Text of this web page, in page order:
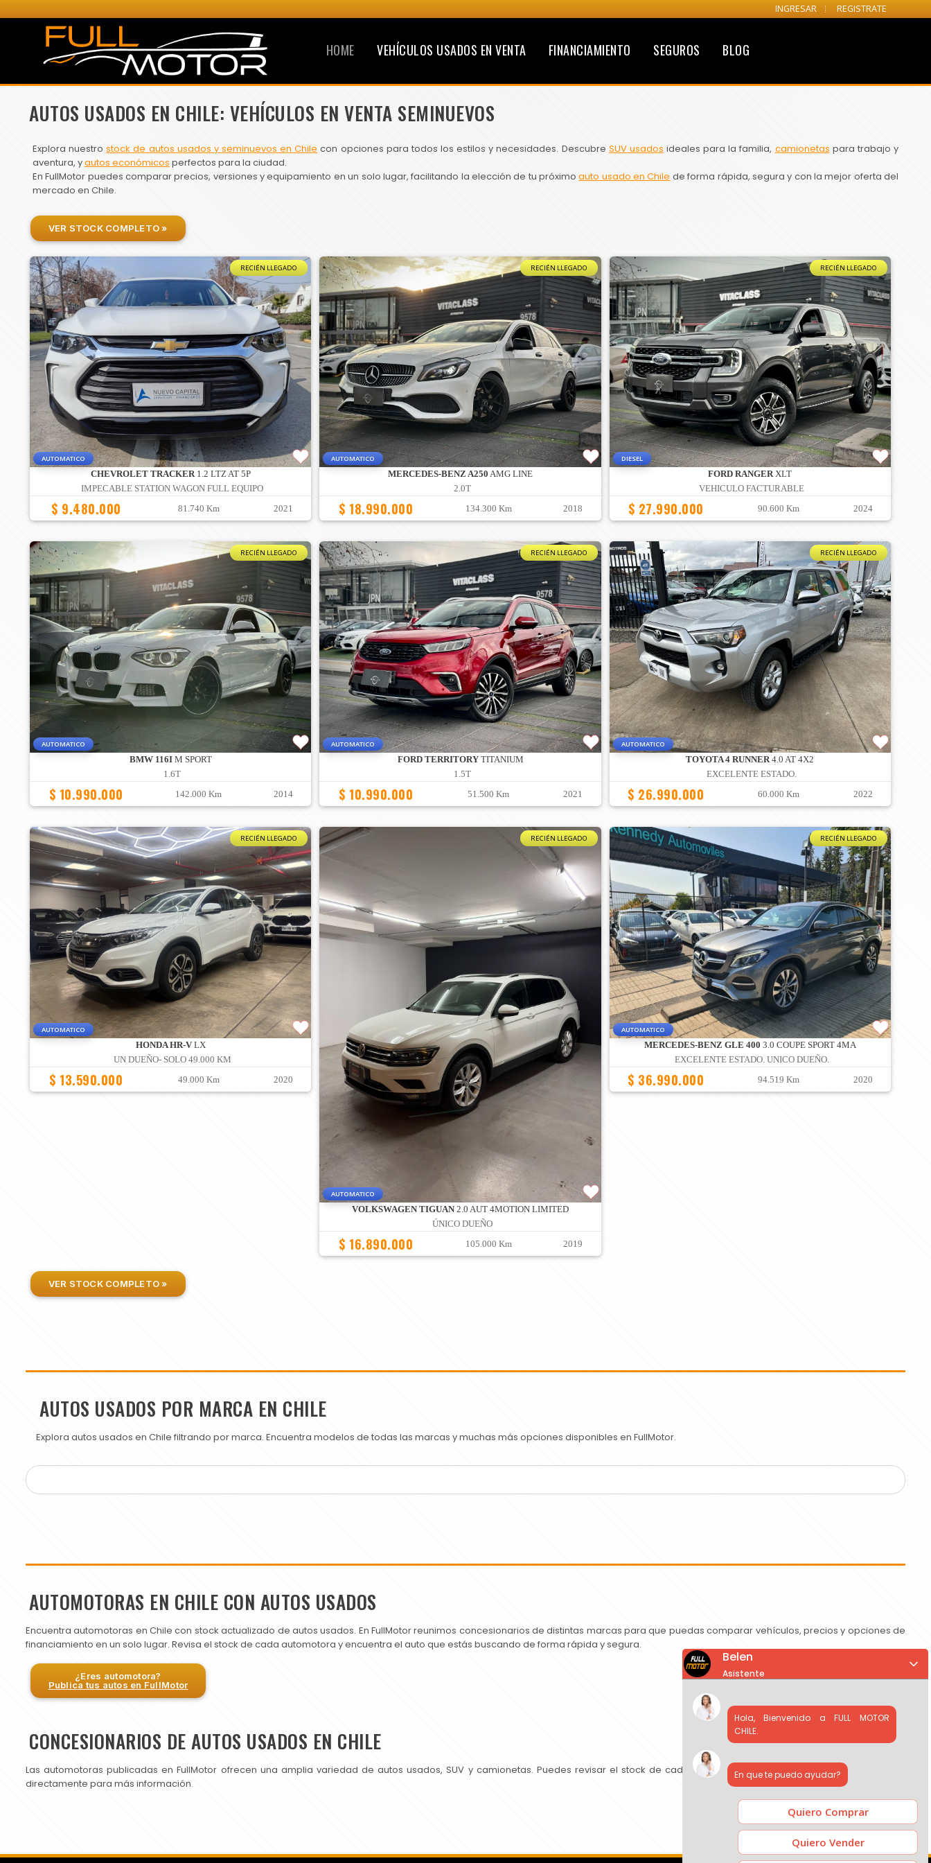
INGRESAR REGISTRATE
HOME VEHÍCULOS USADOS EN VENTA FINANCIAMIENTO SEGUROS BLOG
AUTOS USADOS EN CHILE: VEHÍCULOS EN VENTA SEMINUEVOS
Explora nuestrostock de autos usados y seminuevos en Chile con opciones para todos los estilos y necesidades. Descubre SUV usados ideales para la familia, camionetas para trabajo y
aventura, yautos económicos perfectos para la ciudad.
En FullMotor puedes comparar precios, versiones y equipamiento en un solo lugar, facilitando la elección de tu próximoauto usado en Chile de forma rápida, segura y con la mejor oferta del
mercado en Chile.
VER STOCK COMPLETO »
RECIÉN LLEGADO
AUTOMATICO
CHEVROLET TRACKER1.2 LTZ AT 5P
IMPECABLE STATION WAGON FULL EQUIPO
$ 9.480.000 81.740 Km 2021
RECIÉN LLEGADO
AUTOMATICO
MERCEDES-BENZ A250 AMG LINE
2.0T
$ 18.990.000 134.300 Km 2018
RECIÉN LLEGADO
DIESEL
FORD RANGERXLT
VEHICULO FACTURABLE
$ 27.990.000 90.600 Km 2024
RECIÉN LLEGADO
AUTOMATICO
BMW 116IM SPORT
1.6T
$ 10.990.000 142.000 Km 2014
RECIÉN LLEGADO
AUTOMATICO
FORD TERRITORYTITANIUM
1.5T
$ 10.990.000 51.500 Km 2021
RECIÉN LLEGADO
AUTOMATICO
TOYOTA 4 RUNNER4.0 AT 4X2
EXCELENTE ESTADO.
$ 26.990.000 60.000 Km 2022
RECIÉN LLEGADO
AUTOMATICO
HONDA HR-VLX
UN DUEÑO- SOLO 49.000 KM
$ 13.590.000 49.000 Km 2020
RECIÉN LLEGADO
AUTOMATICO
VOLKSWAGEN TIGUAN 2.0 AUT 4MOTION LIMITED
ÚNICO DUEÑO
$ 16.890.000 105.000 Km 2019
RECIÉN LLEGADO
AUTOMATICO
MERCEDES-BENZ GLE 400 3.0 COUPE SPORT 4MA
EXCELENTE ESTADO. UNICO DUEÑO.
$ 36.990.000 94.519 Km 2020
VER STOCK COMPLETO »
AUTOS USADOS POR MARCA EN CHILE
Explora autos usados en Chile filtrando por marca. Encuentra modelos de todas las marcas y muchas más opciones disponibles en FullMotor.
AUTOMOTORAS EN CHILE CON AUTOS USADOS
Encuentra automotoras en Chile con stock actualizado de autos usados. En FullMotor reunimos concesionarios de distintas marcas para que puedas comparar vehículos, precios y opciones de
financiamiento en un solo lugar. Revisa el stock de cada automotora y encuentra el auto que estás buscando de forma rápida y segura.
¿Eres automotora?
Publica tus autos en FullMotor
CONCESIONARIOS DE AUTOS USADOS EN CHILE
Las automotoras publicadas en FullMotor ofrecen una amplia variedad de autos usados, SUV y camionetas. Puedes revisar el stock de cada concesionario, comparar precios y contactar
directamente para más información.
Belen
Asistente
Hola, Bienvenido a FULL MOTOR
CHILE.
En que te puedo ayudar?
Quiero Comprar
Quiero Vender